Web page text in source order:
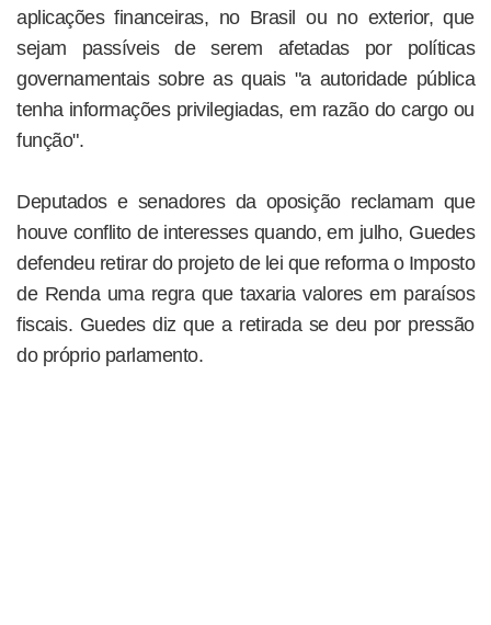
aplicações financeiras, no Brasil ou no exterior, que
sejam passíveis de serem afetadas por políticas
governamentais sobre as quais "a autoridade pública
tenha informações privilegiadas, em razão do cargo ou
função".
Deputados e senadores da oposição reclamam que
houve conflito de interesses quando, em julho, Guedes
defendeu retirar do projeto de lei que reforma o Imposto
de Renda uma regra que taxaria valores em paraísos
fiscais. Guedes diz que a retirada se deu por pressão
do próprio parlamento.